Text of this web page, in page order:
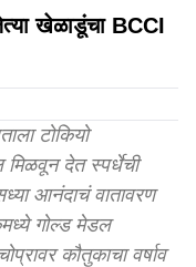
खेळाडूंचा BCCI
टोकियो
देत स्पर्धेची
आनंदाचं वातावरण
गोल्ड मेडल
कौतुकाचा वर्षाव